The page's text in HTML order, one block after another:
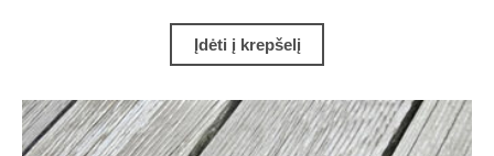
Įdėti į krepšelį